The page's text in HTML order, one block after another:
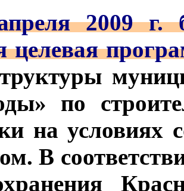
2009 г.
целевая
по
на условиях
В